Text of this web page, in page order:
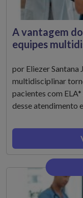
A vantagem
equipes
por Eliezer Santana
multidisciplinar
pacientes com
desse atendimento